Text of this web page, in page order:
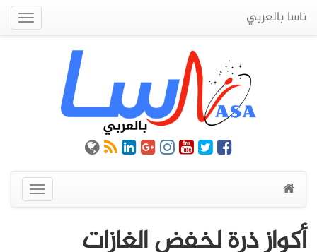
ناسا بالعربي
عرض
القائمة
أكواز ذرة لخفض الغازات